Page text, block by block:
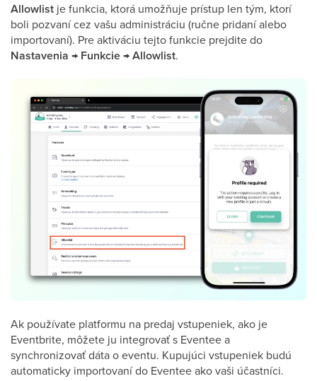
Allowlist je funkcia, ktorá umožňuje prístup len tým, ktorí
boli pozvaní cez vašu administráciu (ručne pridaní alebo
importovaní). Pre aktiváciu tejto funkcie prejdite do
Nastavenia → Funkcie → Allowlist.
Ak používate platformu na predaj vstupeniek, ako je
Eventbrite, môžete ju integrovať s Eventee a
synchronizovať dáta o eventu. Kupujúci vstupeniek budú
automaticky importovaní do Eventee ako vaši účastníci.